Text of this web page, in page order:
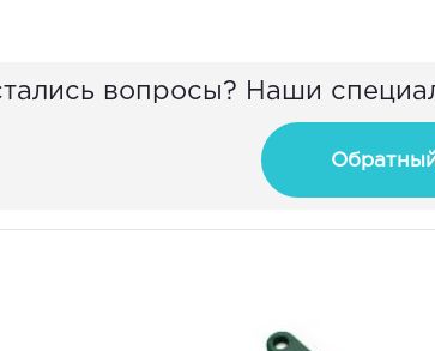
вопросы? Наши